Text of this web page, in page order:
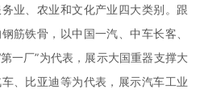
业、农业和文化产业四大类别。跟
筋铁骨，以中国一汽、中车长客、
一厂”为代表，展示大国重器支撑大
、比亚迪等为代表，展示汽车工业